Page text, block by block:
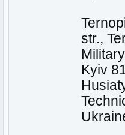
str.,
Kyiv